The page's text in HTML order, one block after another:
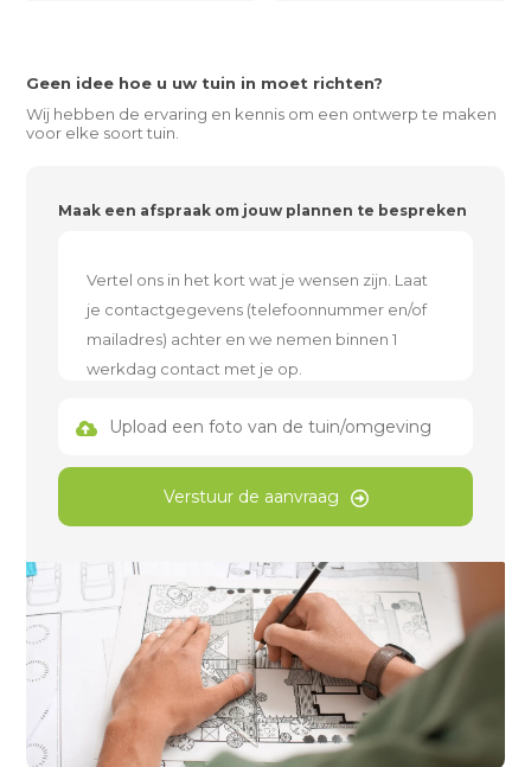
Geen idee hoe u uw tuin in moet richten?
Wij hebben de ervaring en kennis om een ontwerp te maken
voor elke soort tuin.
Maak een afspraak om jouw plannen te bespreken
Upload een foto van de tuin/omgeving
Verstuur de aanvraag